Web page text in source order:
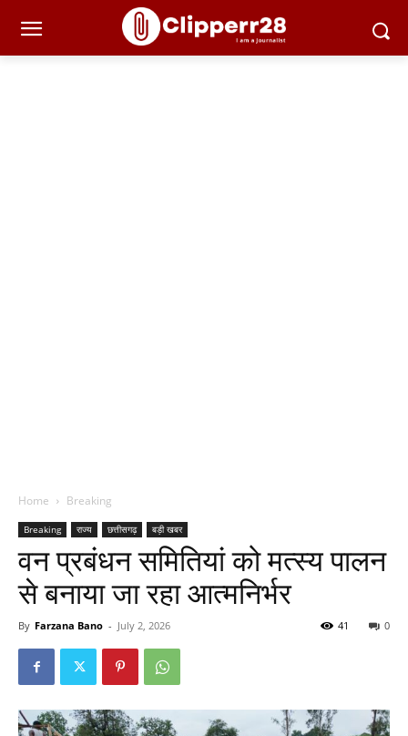
Home Breaking
Breaking राज्य छत्तीसगढ़ बड़ी खबर
वन प्रबंधन समितियां को मत्स्य पालन
से बनाया जा रहा आत्मनिर्भर
By Farzana Bano - July 2, 2026 0
41